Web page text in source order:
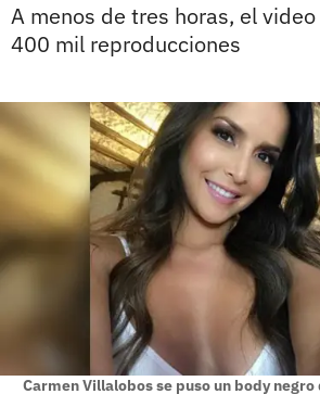
A menos de tres horas, el
400 mil reproducciones
Carmen Villalobos se puso un body negro